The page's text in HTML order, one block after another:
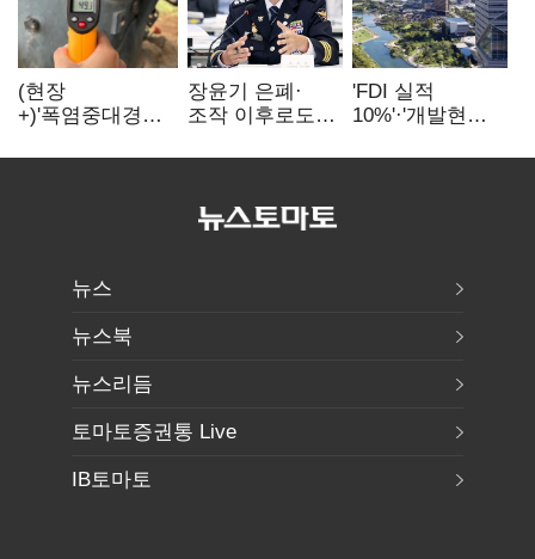
(현장
+)'폭염중대경보'
이주노동자는
장윤기 은폐·
조작 이후로도
내부비위…경찰
'FDI 실적
10%'·'개발현안
인천경제청장
뉴스
뉴스북
뉴스리듬
토마토증권통 Live
IB토마토